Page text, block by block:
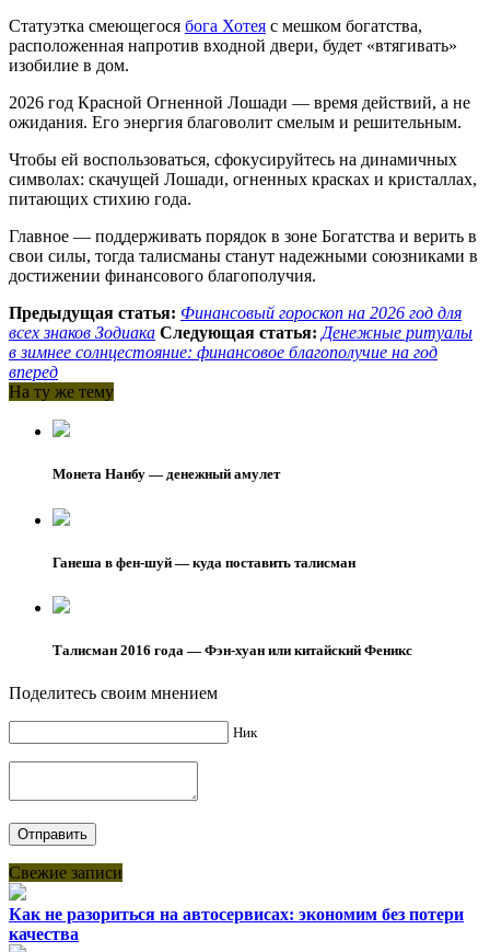
Статуэтка смеющегося бога Хотея с мешком богатства,
расположенная напротив входной двери, будет «втягивать»
изобилие в дом.
2026 год Красной Огненной Лошади — время действий, а не
ожидания. Его энергия благоволит смелым и решительным.
Чтобы ей воспользоваться, сфокусируйтесь на динамичных
символах: скачущей Лошади, огненных красках и кристаллах,
питающих стихию года.
Главное — поддерживать порядок в зоне Богатства и верить в
свои силы, тогда талисманы станут надежными союзниками в
достижении финансового благополучия.
Предыдущая статья: Финансовый гороскоп на 2026 год для
всех знаков Зодиака Следующая статья: Денежные ритуалы
в зимнее солнцестояние: финансовое благополучие на год
вперед
На ту же тему
Монета Нанбу — денежный амулет
Ганеша в фен-шуй — куда поставить талисман
Талисман 2016 года — Фэн-хуан или китайский Феникс
Поделитесь своим мнением
Ник
Свежие записи
Как не разориться на автосервисах: экономим без потери
качества